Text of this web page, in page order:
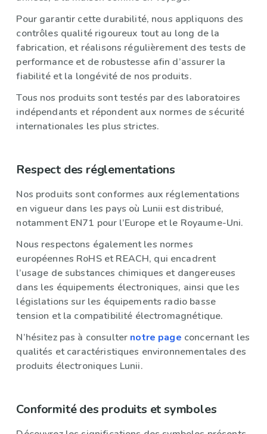
Pour garantir cette durabilité, nous appliquons des
contrôles qualité rigoureux tout au long de la
fabrication, et réalisons régulièrement des tests de
performance et de robustesse afin d’assurer la
fiabilité et la longévité de nos produits.
Tous nos produits sont testés par des laboratoires
indépendants et répondent aux normes de sécurité
internationales les plus strictes.
Respect des réglementations
Nos produits sont conformes aux réglementations
en vigueur dans les pays où Lunii est distribué,
notamment EN71 pour l’Europe et le Royaume-Uni.
Nous respectons également les normes
européennes RoHS et REACH, qui encadrent
l’usage de substances chimiques et dangereuses
dans les équipements électroniques, ainsi que les
législations sur les équipements radio basse
tension et la compatibilité électromagnétique.
N’hésitez pas à consulter notre page concernant les
qualités et caractéristiques environnementales des
produits électroniques Lunii.
Conformité des produits et symboles